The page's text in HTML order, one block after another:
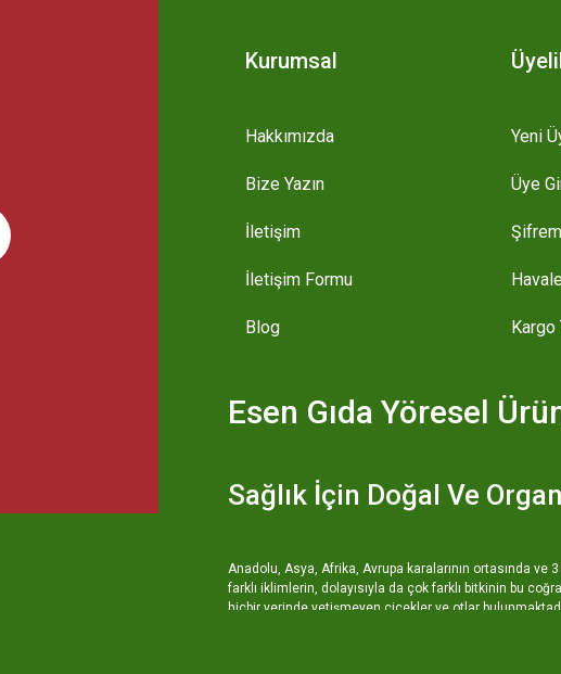
Kurumsal
Hakkımızda
Bize Yazın
İletişim
İletişim Formu
Blog
Yeni
Üye
Kargo
Esen Gıda Yöresel
Sağlık İçin Doğal Ve
Anadolu, Asya, Afrika, Avrupa karalarının ortasında ve
farklı iklimlerin, dolayısıyla da çok farklı bitkinin bu
hiçbir yerinde yetişmeyen çiçekler ve otlar